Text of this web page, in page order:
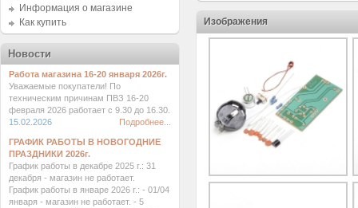
Изображения
Информация о магазине
Как купить
Новости
Работа магазина 16-20 января 2026г.
Уважаемые покупатели! По
техническим причинам ПВЗ 16-20
февраля 2026 работает с 9.30 до 16.30.
15.02.2026
Подробнее...
ГРАФИК РАБОТЫ В НОВОГОДНИЕ
ПРАЗДНИКИ 2026г.
График работы в декабре 2025 г.: 31
декабря - магазин не работает.
График работы в январе 2026 г.: - 01/04
января - магазин не работает. - 5